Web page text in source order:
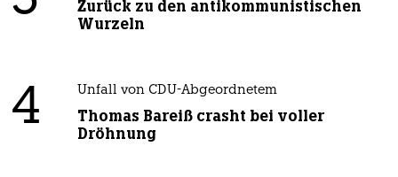
Zurück zu den antikommunistischen
Wurzeln
4 Unfall von CDU-Abgeordnetem
Thomas Bareiß crasht bei voller
Dröhnung